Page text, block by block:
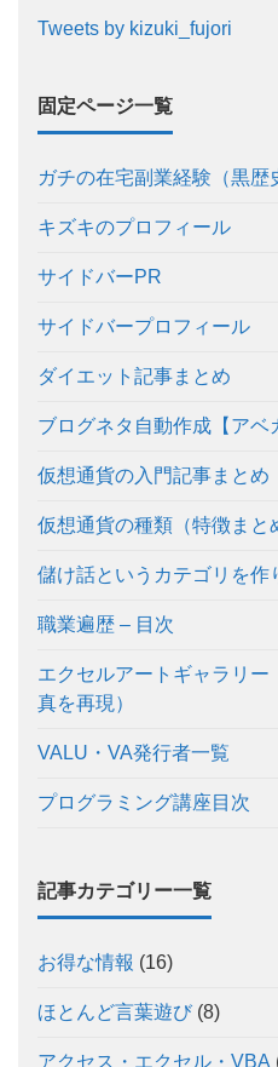
Tweets by kizuki_fujori
固定ページ一覧
ガチの在宅副業経験（黒歴
キズキのプロフィール
サイドバーPR
サイドバープロフィール
ダイエット記事まとめ
ブログネタ自動作成【アベ
仮想通貨の入門記事まとめ
仮想通貨の種類（特徴まと
儲け話というカテゴリを作
職業遍歴 – 目次
エクセルアートギャラリ
真を再現）
VALU・VA発行者一覧
プログラミング講座目次
記事カテゴリー一覧
お得な情報 (16)
ほとんど言葉遊び(8)
アクセス・エクセル・VBA